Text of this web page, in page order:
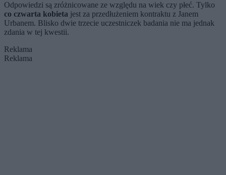
Odpowiedzi są zróżnicowane ze względu na wiek czy płeć. Tylko
co czwarta kobieta jest za przedłużeniem kontraktu z Janem
Urbanem. Blisko dwie trzecie uczestniczek badania nie ma jednak
zdania w tej kwestii.
Reklama
Reklama